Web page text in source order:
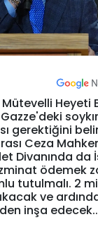
Heyeti
gerektiğini
Ceza
Divanında da
ödemek
tutulmalı. 2
ve
inşa